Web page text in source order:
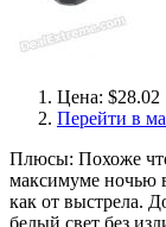
Цена: $28.02
Перейти в
Плюсы: Похоже
максимуме ночью
как от выстрела.
белый свет без